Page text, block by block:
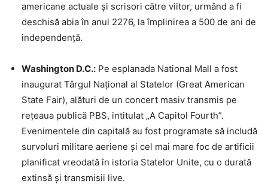
americane actuale și scrisori către viitor, urmând a fi
deschisă abia în anul 2276, la împlinirea a 500 de ani de
independență.
Washington D.C.: Pe esplanada National Mall a fost
inaugurat Târgul Național al Statelor (Great American
State Fair), alături de un concert masiv transmis pe
rețeaua publică PBS, intitulat „A Capitol Fourth”.
Evenimentele din capitală au fost programate să includă
survoluri militare aeriene și cel mai mare foc de artificii
planificat vreodată în istoria Statelor Unite, cu o durată
extinsă și transmisii live.